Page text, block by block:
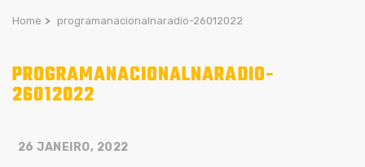
Home > programanacionalnaradio-26012022
PROGRAMANACIONALNARADIO-
26012022
26 JANEIRO, 2022